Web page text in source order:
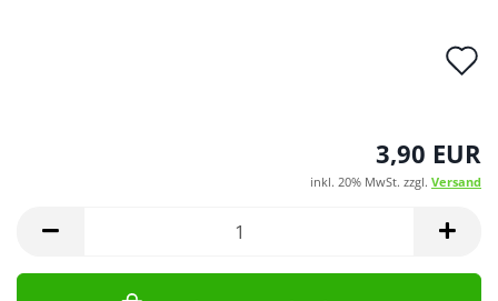
3,90 EUR
inkl. 20% MwSt. zzgl. Versand